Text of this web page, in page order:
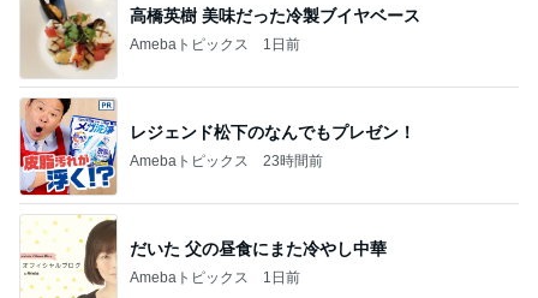
高橋英樹 美味だった冷製ブイヤベース
Amebaトピックス 1日前
レジェンド松下のなんでもプレゼン！
Amebaトピックス 23時間前
だいた 父の昼食にまた冷やし中華
Amebaトピックス 1日前